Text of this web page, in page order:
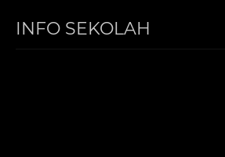
INFO SEKOLAH